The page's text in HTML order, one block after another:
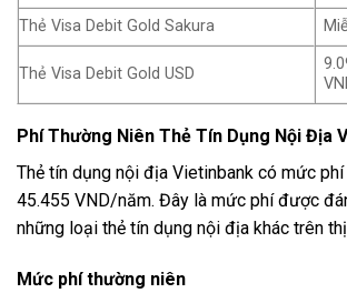
Thẻ Visa Debit Gold Sakura
Thẻ Visa Debit Gold USD
Phí Thường Niên Thẻ Tín Dụng Nội Địa
Thẻ tín dụng nội địa Vietinbank có mức
45.455 VND/năm. Đây là mức phí được
những loại thẻ tín dụng nội địa khác trên
Mức phí thường niên